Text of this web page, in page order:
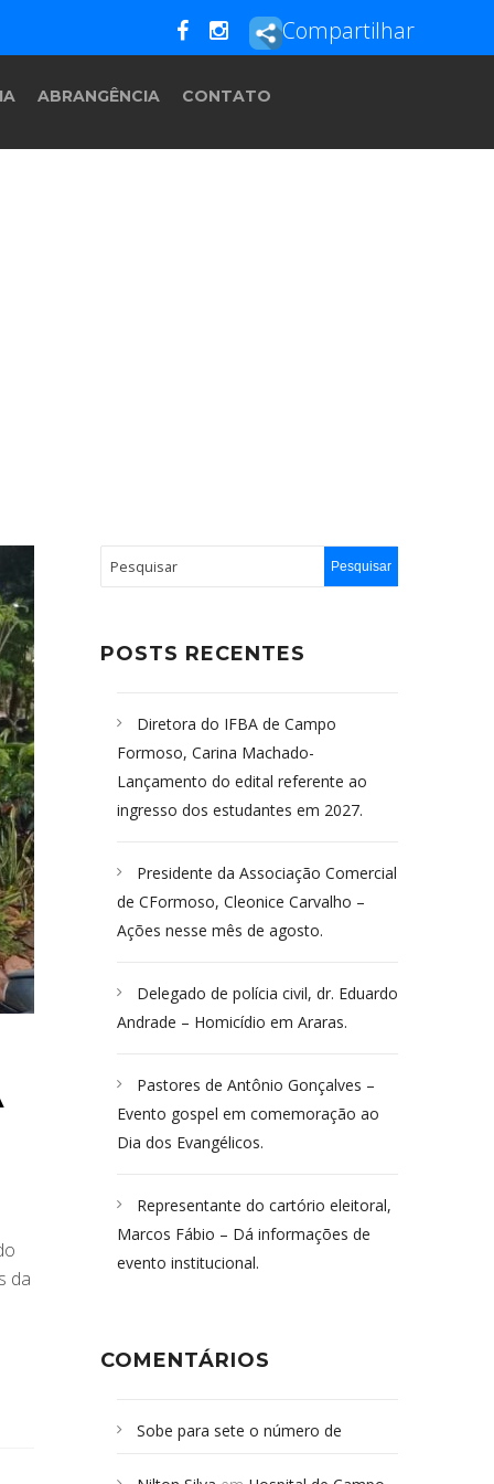
Compartilhar
ABRANGÊNCIA CONTATO
da
POSTS RECENTES
Diretora do IFBA de Campo
Formoso, Carina Machado-
Lançamento do edital referente ao
ingresso dos estudantes em 2027.
Presidente da Associação Comercial
de CFormoso, Cleonice Carvalho –
Ações nesse mês de agosto.
Delegado de polícia civil, dr. Eduardo
Andrade – Homicídio em Araras.
Pastores de Antônio Gonçalves –
Evento gospel em comemoração ao
Dia dos Evangélicos.
Representante do cartório eleitoral,
Marcos Fábio – Dá informações de
evento institucional.
COMENTÁRIOS
Sobe para sete o número de